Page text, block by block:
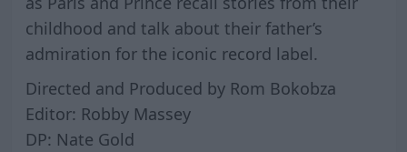
childhood and talk about their father’s
admiration for the iconic record label.
Directed and Produced by Rom Bokobza
Editor: Robby Massey
DP: Nate Gold